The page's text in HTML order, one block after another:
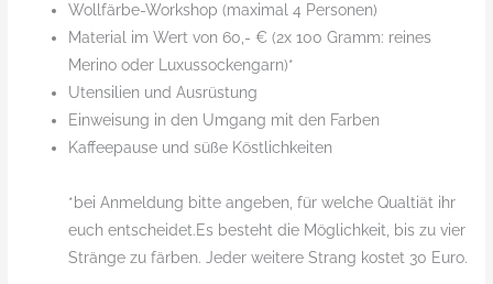
Wollfärbe-Workshop (maximal 4 Personen)
Material im Wert von 60,- € (2x 100 Gramm: reines
Merino oder Luxussockengarn)*
Utensilien und Ausrüstung
Einweisung in den Umgang mit den Farben
Kaffeepause und süße Köstlichkeiten
*bei Anmeldung bitte angeben, für welche Qualtiät ihr
euch entscheidet.Es besteht die Möglichkeit, bis zu vier
Stränge zu färben. Jeder weitere Strang kostet 30 Euro.